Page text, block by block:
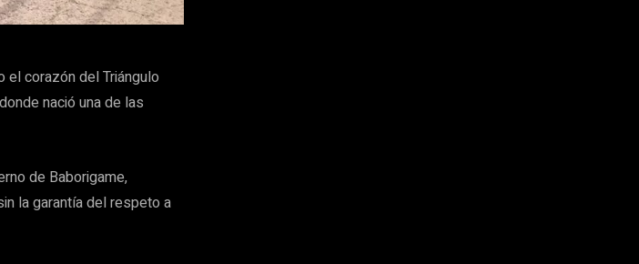
el corazón del Triángulo
nació una de las
de Baborigame,
la garantía del respeto a